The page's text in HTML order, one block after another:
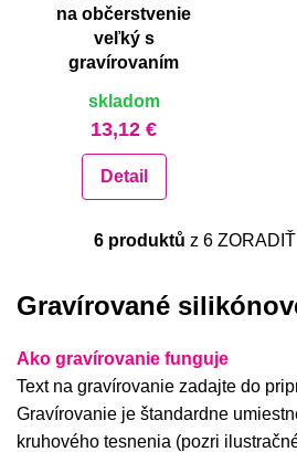
na občerstvenie
veľký s
gravírovaním
skladom
13,12 €
Detail
6 produktů z 6
od
Gravírované
Ako gravírovanie funguje
Text na gravírovanie zadajte do
Gravírovanie je štandardne
kruhového tesnenia (pozri